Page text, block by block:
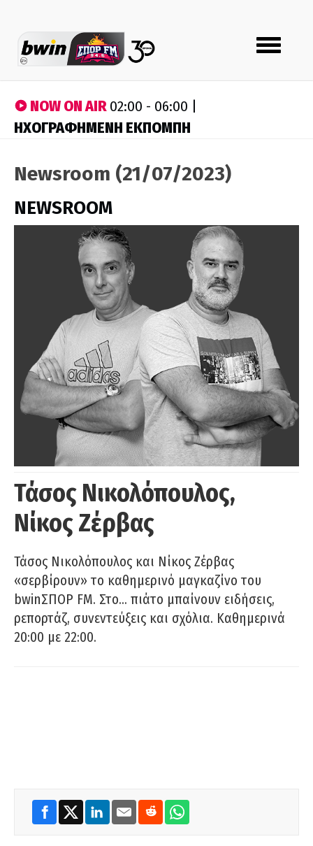
Toggle
navigation
NOW ON AIR02:00 - 06:00 |
ΗΧΟΓΡΑΦΗΜΕΝΗ ΕΚΠΟΜΠΗ
Newsroom (21/07/2023)
NEWSROOM
Τάσος Νικολόπουλος,
Νίκος Ζέρβας
Τάσος Νικολόπουλος και Νίκος Ζέρβας
«σερβίρουν» το καθημερινό μαγκαζίνο του
bwinΣΠΟΡ FM. Στο… πιάτο μπαίνουν ειδήσεις,
ρεπορτάζ, συνεντεύξεις και σχόλια. Καθημερινά
20:00 με 22:00.